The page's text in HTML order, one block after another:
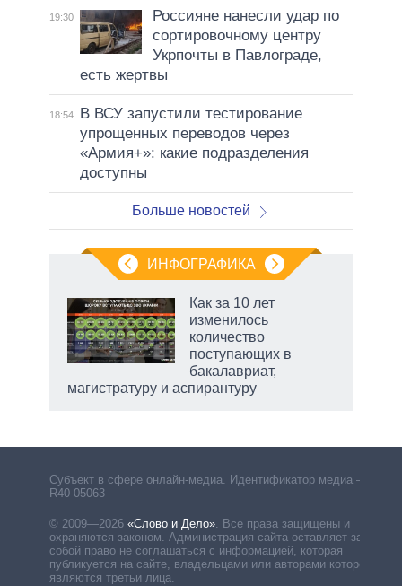
19:30
Россияне нанесли удар по
сортировочному центру
Укрпочты в Павлограде,
есть жертвы
18:54
В ВСУ запустили тестирование
упрощенных переводов через
«Армия+»: какие подразделения
доступны
Больше новостей
ИНФОГРАФИКА
Как за 10 лет
изменилось
количество
поступающих в
бакалавриат,
магистратуру и аспирантуру
Субъект в сфере онлайн-медиа. Идентификатор медиа –
R40-05063
© 2009—2026 «Слово и Дело». Все права защищены и
охраняются законом. Администрация сайта оставляет за
собой право не соглашаться с информацией, которая
публикуется на сайте, владельцами или авторами которой
являются третьи лица.